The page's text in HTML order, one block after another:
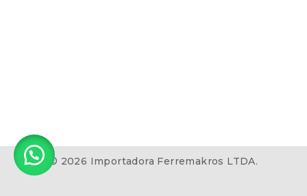
© 2026 Importadora Ferremakros LTDA.